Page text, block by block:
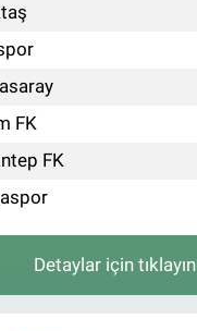
FK
FK
Detaylar için tıklayın